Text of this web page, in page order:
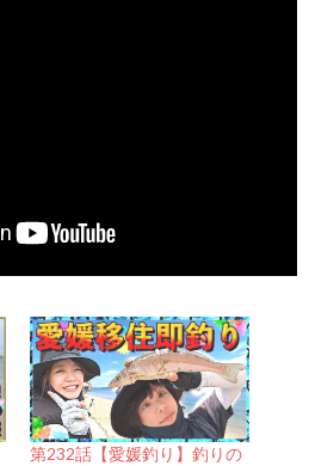
第232話【愛媛釣り】釣りの